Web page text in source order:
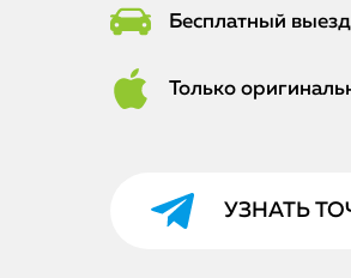
Бесплатный
Только
УЗНАТЬ